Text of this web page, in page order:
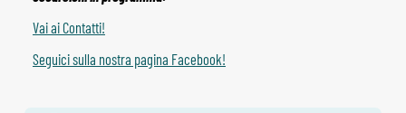
Vai ai Contatti!
Seguici sulla nostra pagina Facebook!